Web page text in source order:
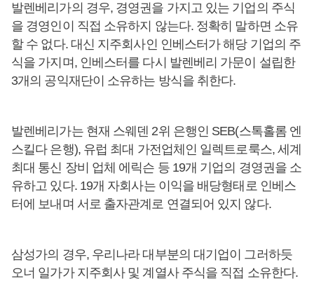
발렌베리가의 경우, 경영권을 가지고 있는 기업의 주식
을 경영인이 직접 소유하지 않는다. 정확히 말하면 소유
할 수 없다. 대신 지주회사인 인베스터가 해당 기업의 주
식을 가지며, 인베스터를 다시 발렌베리 가문이 설립한
3개의 공익재단이 소유하는 방식을 취한다.
발렌베리가는 현재 스웨덴 2위 은행인 SEB(스톡홀롬 엔
스킬다 은행), 유럽 최대 가전업체인 일렉트로룩스, 세계
최대 통신 장비 업체 에릭슨 등 19개 기업의 경영권을 소
유하고 있다. 19개 자회사는 이익을 배당형태로 인베스
터에 보내며 서로 출자관계로 연결되어 있지 않다.
삼성가의 경우, 우리나라 대부분의 대기업이 그러하듯
오너 일가가 지주회사 및 계열사 주식을 직접 소유한다.